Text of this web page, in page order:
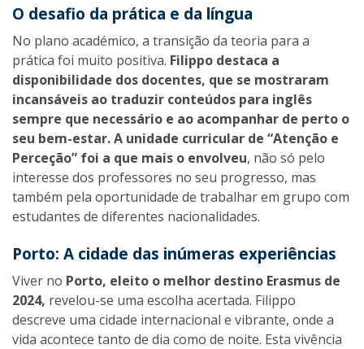
O desafio da prática e da língua
No plano académico, a transição da teoria para a
prática foi muito positiva. Filippo destaca a
disponibilidade dos docentes, que se mostraram
incansáveis ao traduzir conteúdos para inglês
sempre que necessário e ao acompanhar de perto o
seu bem-estar.A unidade curricular de “Atenção e
Perceção” foi a que mais o envolveu, não só pelo
interesse dos professores no seu progresso, mas
também pela oportunidade de trabalhar em grupo com
estudantes de diferentes nacionalidades.
Porto: A cidade das inúmeras experiências
Viver no Porto, eleito o melhor destino Erasmus de
2024, revelou-se uma escolha acertada. Filippo
descreve uma cidade internacional e vibrante, onde a
vida acontece tanto de dia como de noite. Esta vivência